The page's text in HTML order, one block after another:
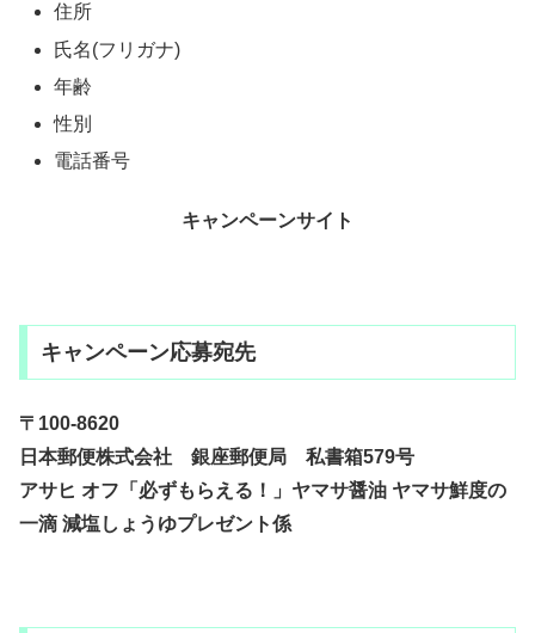
住所
氏名(フリガナ)
年齢
性別
電話番号
キャンペーンサイト
キャンペーン応募宛先
〒100-8620
日本郵便株式会社 銀座郵便局 私書箱579号
アサヒ オフ「必ずもらえる！」ヤマサ醤油 ヤマサ鮮度の
一滴 減塩しょうゆプレゼント係